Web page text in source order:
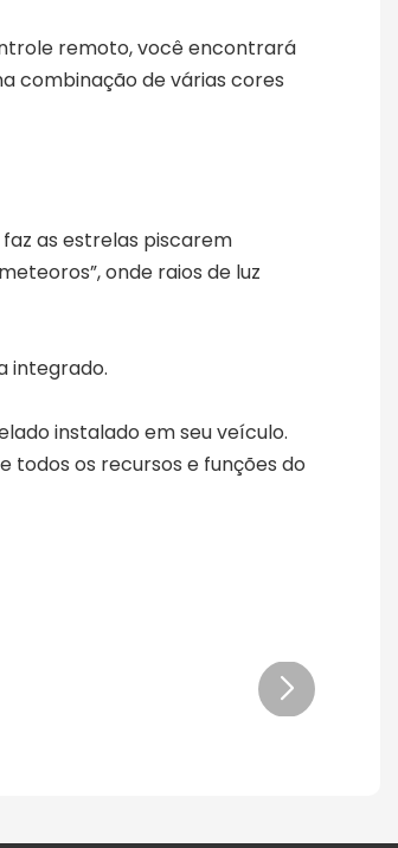
remoto, você encontrará
combinação de várias cores
as estrelas piscarem
onde raios de luz
integrado.
instalado em seu veículo.
os recursos e funções do